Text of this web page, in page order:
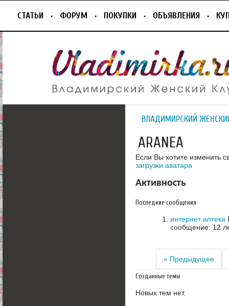
СТАТЬИ ФОРУМ ПОКУПКИ ОБЪЯВЛЕНИЯ
ВЛАДИМИРСКИЙ
ARANEA
Если Вы хотите изменить
загрузки аватара
Активность
Последние сообщения
интернет аптека
сообщение: 12
« Предыдущее
Созданные темы
Новых тем нет.